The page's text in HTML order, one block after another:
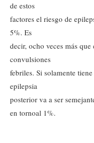
de estos
factores el riesgo de
5%. Es
decir, ocho veces más
convulsiones
febriles. Si solamente
epilepsia
posterior va a ser
en tornoal 1%.